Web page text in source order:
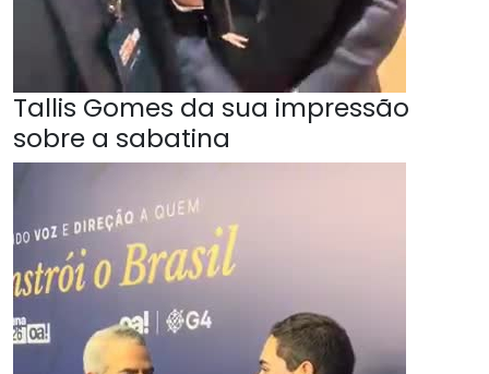
Tallis Gomes da sua impressão
sobre a sabatina